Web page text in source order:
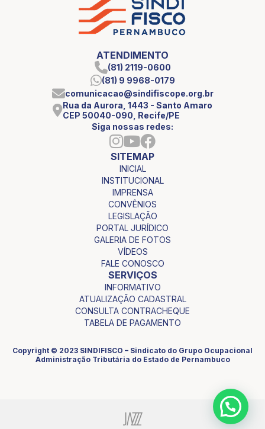
ATENDIMENTO
(81) 2119-0600
(81) 9 9968-0179
comunicacao@sindifiscope.org.br
Rua da Aurora, 1443 - Santo Amaro
CEP 50040-090, Recife/PE
Siga nossas redes:
SITEMAP
INICIAL
INSTITUCIONAL
IMPRENSA
CONVÊNIOS
LEGISLAÇÃO
PORTAL JURÍDICO
GALERIA DE FOTOS
VÍDEOS
FALE CONOSCO
SERVIÇOS
INFORMATIVO
ATUALIZAÇÃO CADASTRAL
CONSULTA CONTRACHEQUE
TABELA DE PAGAMENTO
Copyright © 2023 SINDIFISCO – Sindicato do Grupo Ocupacional
Administração Tributária do Estado de Pernambuco